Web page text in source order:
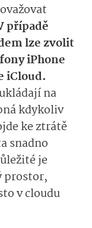
případě
lze zvolit
iPhone
iCloud.
na
kdykoliv
ke ztrátě
snadno
je
prostor,
v cloudu